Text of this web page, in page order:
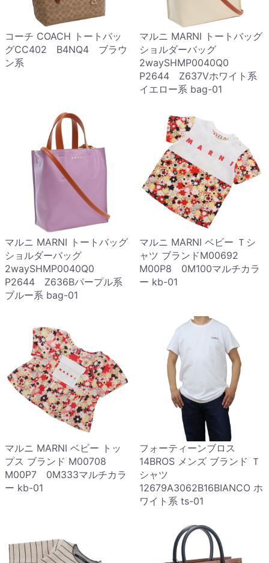
コーチ COACH トートバッ
グCC402 B4NQ4 ブラウ
ン系
マルニ MARNI トートバッグ
ショルダーバッグ
2waySHMP0040Q0
P2644 Z637Vホワイト系
イエロー系 bag-01
マルニ MARNI トートバッグ
ショルダーバッグ
2waySHMP0040Q0
P2644 Z636Bパープル系
ブルー系 bag-01
マルニ MARNI ベビー Ｔシ
ャツ ブランドM00692
M00P8 0M100マルチカラ
ー kb-01
マルニ MARNI ベビー トッ
プス ブランド M00708
M00P7 0M333マルチカラ
ー kb-01
フォーティーンブロス
14BROS メンズ ブランド Ｔ
シャツ
12679A3062B16BIANCO ホ
ワイト系 ts-01